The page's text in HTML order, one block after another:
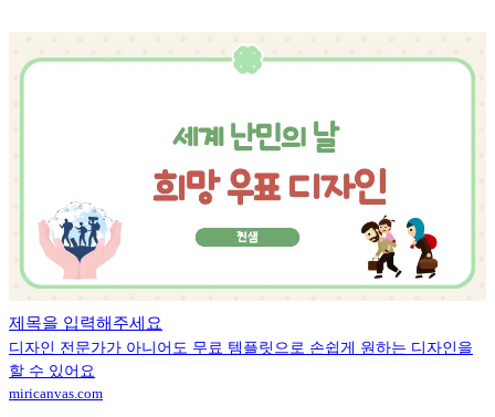
제목을 입력해주세요
디자인 전문가가 아니어도 무료 템플릿으로 손쉽게 원하는 디자인을
할 수 있어요
miricanvas.com